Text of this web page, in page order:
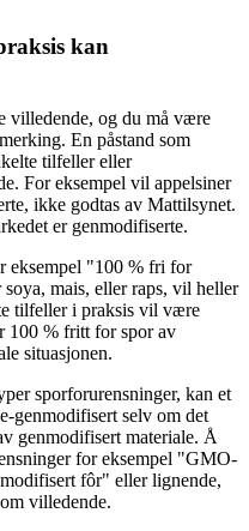
kan
villedende, og du må være
En påstand som
tilfeller eller
For eksempel vil appelsiner
ikke godtas av Mattilsynet.
er genmodifiserte.
eksempel "100 % fri for
mais, eller raps, vil heller
tilfeller i praksis vil være
100 % fritt for spor av
situasjonen.
sporforurensninger, kan et
genmodifisert selv om det
genmodifisert materiale. Å
for eksempel "GMO-
fôr" eller lignende,
villedende.